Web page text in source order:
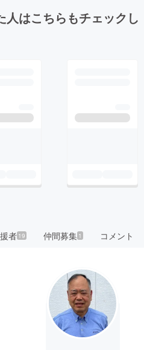
人はこちらもチェックし
者 19 仲間募集 1 コメント